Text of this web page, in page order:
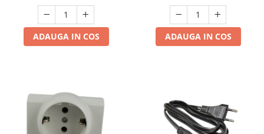
ADAUGA IN COS ADAUGA IN COS